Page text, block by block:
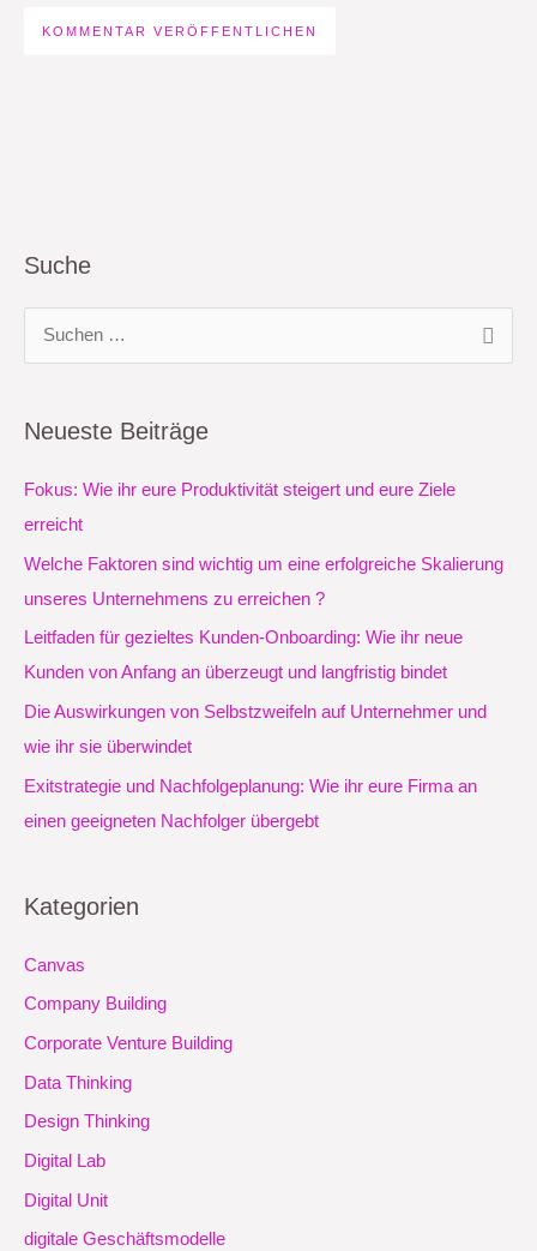
Suche
h
e
Neueste Beiträge
Fokus: Wie ihr eure Produktivität steigert und eure Ziele
erreicht
Welche Faktoren sind wichtig um eine erfolgreiche Skalierung
unseres Unternehmens zu erreichen ?
Leitfaden für gezieltes Kunden-Onboarding: Wie ihr neue
Kunden von Anfang an überzeugt und langfristig bindet
Die Auswirkungen von Selbstzweifeln auf Unternehmer und
wie ihr sie überwindet
Exitstrategie und Nachfolgeplanung: Wie ihr eure Firma an
einen geeigneten Nachfolger übergebt
Kategorien
Canvas
Company Building
Corporate Venture Building
Data Thinking
Design Thinking
Digital Lab
Digital Unit
digitale Geschäftsmodelle